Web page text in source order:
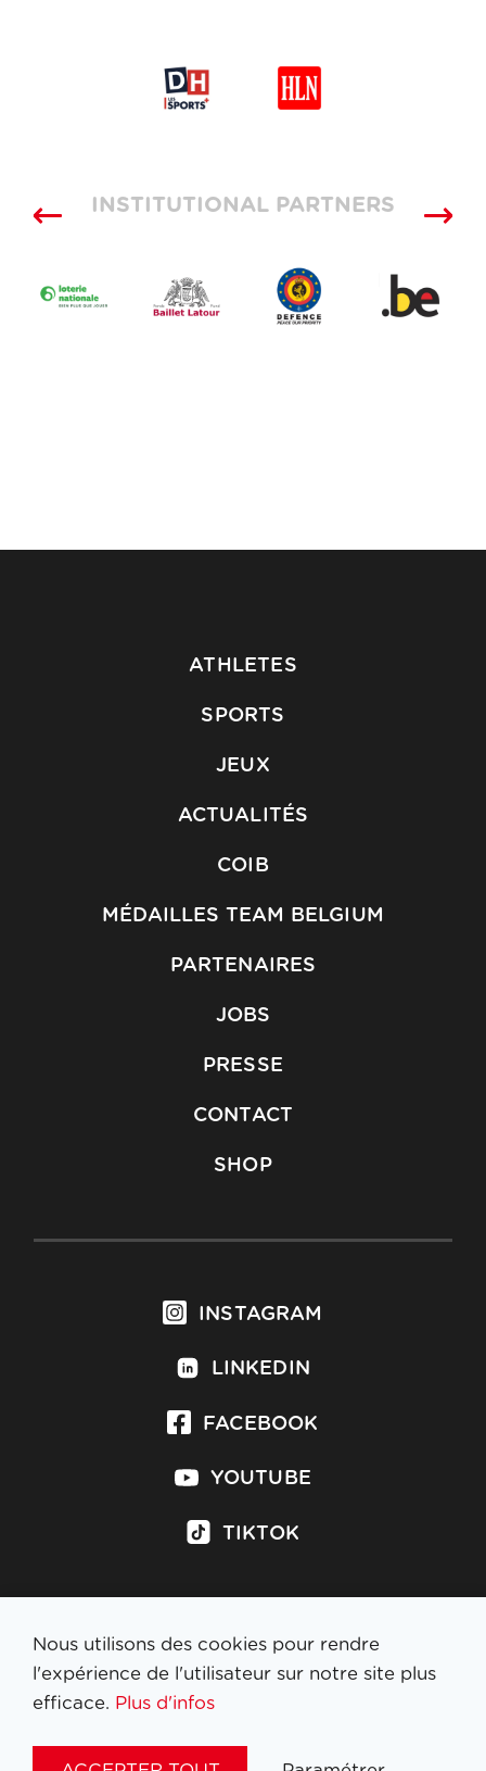
INSTITUTIONAL PARTNERS
ATHLETES
SPORTS
JEUX
ACTUALITÉS
COIB
MÉDAILLES TEAM BELGIUM
PARTENAIRES
JOBS
PRESSE
CONTACT
SHOP
INSTAGRAM
LINKEDIN
FACEBOOK
YOUTUBE
TIKTOK
S'inscrire à la newsletter
Nous utilisons des cookies pour rendre
l'expérience de l'utilisateur sur notre site plus
efficace. Plus d'infos